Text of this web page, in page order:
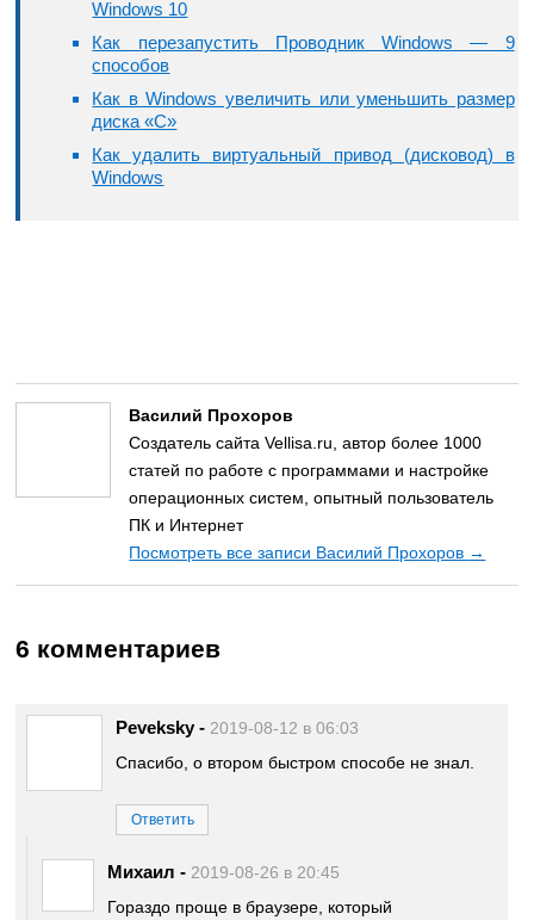
Windows 10
Как перезапустить Проводник Windows — 9
способов
Как в Windows увеличить или уменьшить размер
диска «C»
Как удалить виртуальный привод (дисковод) в
Windows
Василий Прохоров
Создатель сайта Vellisa.ru, автор более 1000
статей по работе с программами и настройке
операционных систем, опытный пользователь
ПК и Интернет
Посмотреть все записи Василий Прохоров →
6 комментариев
Peveksky - 2019-08-12 в 06:03
Спасибо, о втором быстром способе не знал.
Ответить
Михаил - 2019-08-26 в 20:45
Гораздо проще в браузере, который